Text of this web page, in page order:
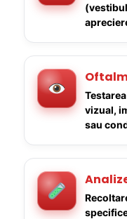
vizual,
sau